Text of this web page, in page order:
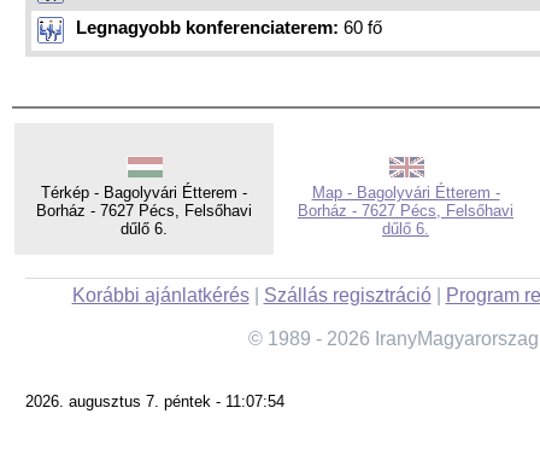
Legnagyobb konferenciaterem: 60 fő
Térkép - Bagolyvári Étterem -
Borház - 7627 Pécs, Felsőhavi
dűlő 6.
Map - Bagolyvári Étterem -
Borház - 7627 Pécs, Felsőhavi
dűlő 6.
Korábbi ajánlatkérés| Szállás regisztráció| Program
© 1989 - 2026
2026. augusztus 7. péntek - 11:07:54